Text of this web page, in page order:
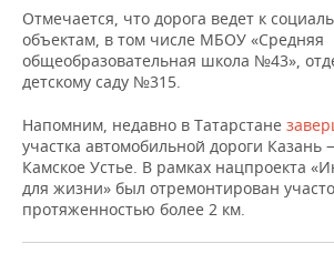
ХОККЕЙ С МЯЧОМ
ПРОИСШЕСТВИЯ
Отмечается, что дорога ведет к
объектам, в том числе МБОУ «Средняя
общеобразовательная школа №43»,
детскому саду №315.
Напомним, недавно в Татарстане
участка автомобильной дороги
Камское Устье. В рамках нацпроекта
для жизни» был отремонтирован
протяженностью более 2 км.